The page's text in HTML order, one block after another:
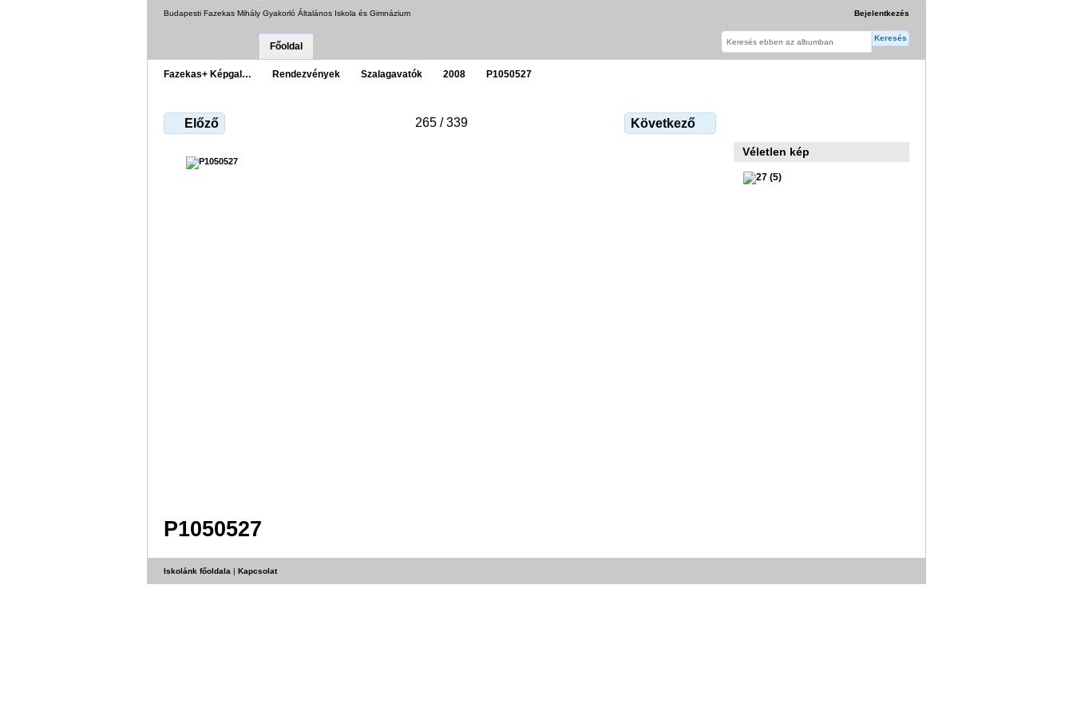
Budapesti Fazekas Mihály Gyakorló Általános Iskola és Gimnázium Bejelentkezés
Főoldal
Fazekas+ Képgal… Rendezvények Szalagavatók 2008 P1050527
Előző 265 / 339 Következő
P1050527
Véletlen kép
Iskolánk főoldala | Kapcsolat